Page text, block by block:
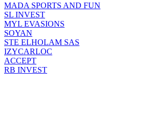
MADA SPORTS AND FUN
SL INVEST
MYL EVASIONS
SOYAN
STE ELHOLAM SAS
IZYCARLOC
ACCEPT
RB INVEST